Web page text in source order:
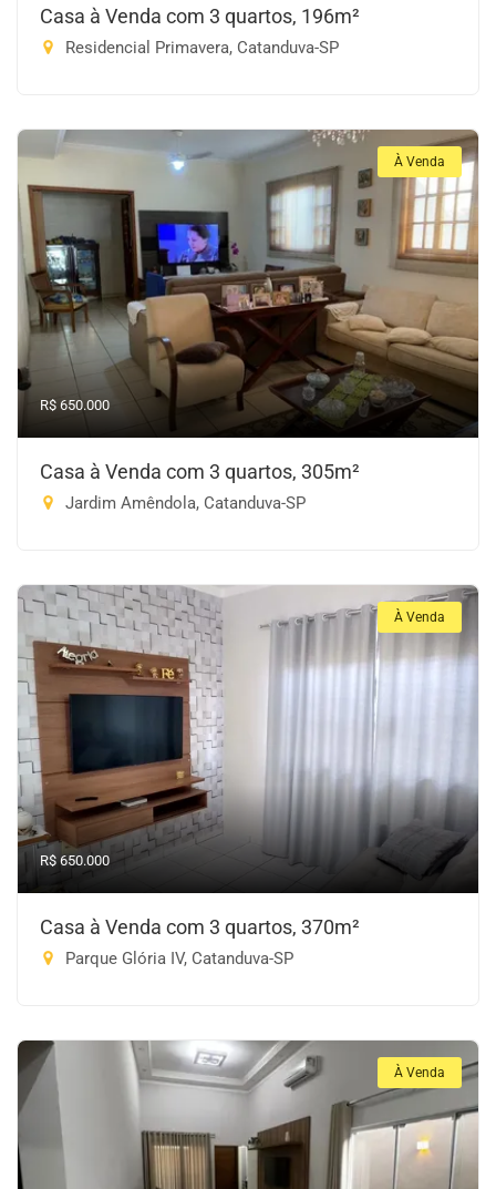
Casa à Venda com 3 quartos, 196m²
Residencial Primavera, Catanduva-SP
À Venda
R$ 650.000
Casa à Venda com 3 quartos, 305m²
Jardim Amêndola, Catanduva-SP
À Venda
R$ 650.000
Casa à Venda com 3 quartos, 370m²
Parque Glória IV, Catanduva-SP
À Venda